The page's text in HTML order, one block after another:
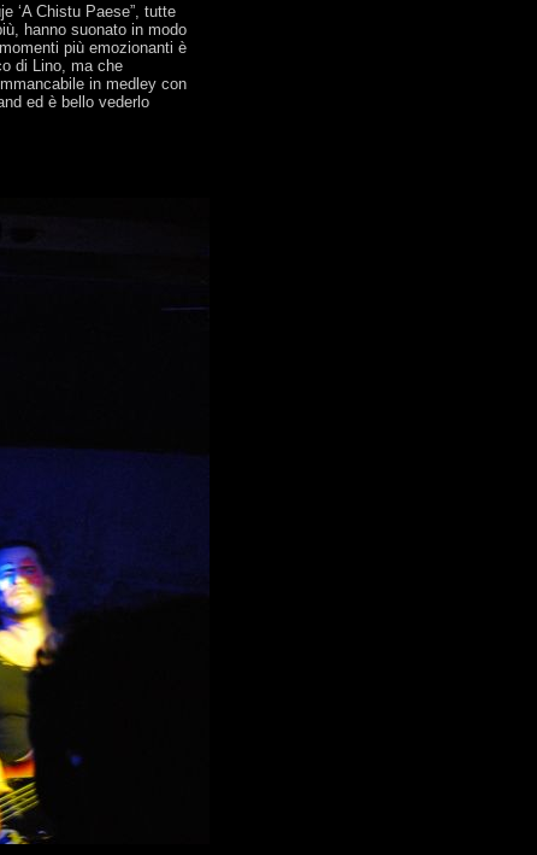
‘A Chistu Paese”, tutte
hanno suonato in modo
più emozionanti è
di Lino, ma che
in medley con
ed è bello vederlo